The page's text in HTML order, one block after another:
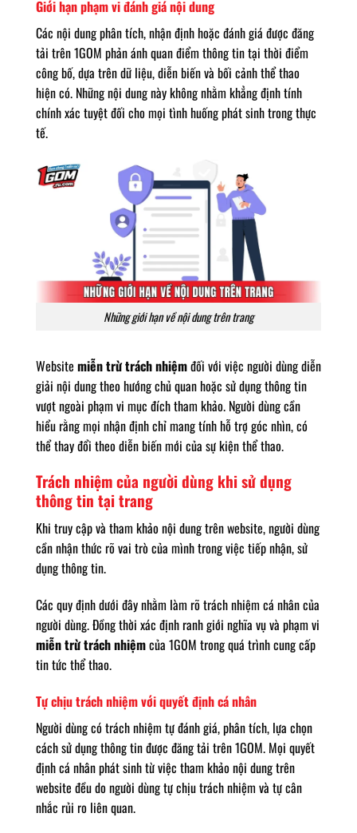
Giới hạn phạm vi đánh giá nội dung
Các nội dung phân tích, nhận định hoặc đánh giá được đăng
tải trên 1GOM phản ánh quan điểm thông tin tại thời điểm
công bố, dựa trên dữ liệu, diễn biến và bối cảnh thể thao
hiện có. Những nội dung này không nhằm khẳng định tính
chính xác tuyệt đối cho mọi tình huống phát sinh trong thực
tế.
Những giới hạn về nội dung trên trang
Website miễn trừ trách nhiệmđối với việc người dùng diễn
giải nội dung theo hướng chủ quan hoặc sử dụng thông tin
vượt ngoài phạm vi mục đích tham khảo. Người dùng cần
hiểu rằng mọi nhận định chỉ mang tính hỗ trợ góc nhìn, có
thể thay đổi theo diễn biến mới của sự kiện thể thao.
Trách nhiệm của người dùng khi sử dụng
thông tin tại trang
Khi truy cập và tham khảo nội dung trên website, người dùng
cần nhận thức rõ vai trò của mình trong việc tiếp nhận, sử
dụng thông tin.
Các quy định dưới đây nhằm làm rõ trách nhiệm cá nhân của
người dùng. Đồng thời xác định ranh giới nghĩa vụ và phạm vi
miễn trừ trách nhiệmcủa 1GOM trong quá trình cung cấp
tin tức thể thao.
Tự chịu trách nhiệm với quyết định cá nhân
Người dùng có trách nhiệm tự đánh giá, phân tích, lựa chọn
cách sử dụng thông tin được đăng tải trên 1GOM. Mọi quyết
định cá nhân phát sinh từ việc tham khảo nội dung trên
website đều do người dùng tự chịu trách nhiệm và tự cân
nhắc rủi ro liên quan.